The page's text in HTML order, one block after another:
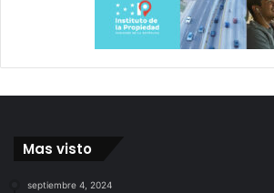
Mas visto
septiembre 4, 2024